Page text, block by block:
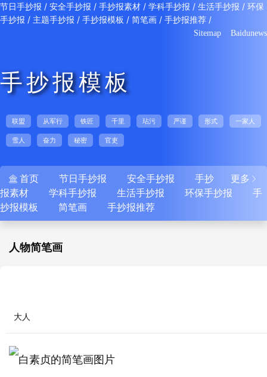
节日手抄报 / 安全手抄报 / 手抄报素材 / 学科手抄报 / 生活手抄报 / 环保
手抄报 / 主题手抄报 / 手抄报模板 / 简笔画 / 手抄报推荐 /
Sitemap Baidunews
手抄报模板
联盟 从军行 铁匠 千里 玷污 严谨 形式 一家人
雪人 奋力 秘密 官吏
更多 
 首页 节日手抄报 安全手抄报
手抄
报素材
学科手抄报 生活手抄报 环保手抄报
手
抄报模板
简笔画 手抄报推荐
人物简笔画
大人